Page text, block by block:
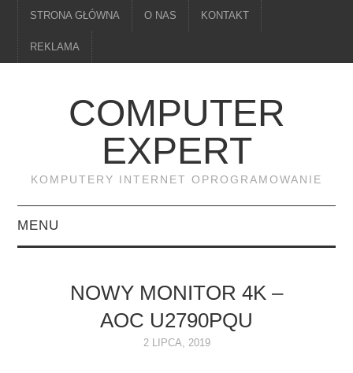
STRONA GŁÓWNA O NAS KONTAKT
REKLAMA
COMPUTER
EXPERT
KOMPUTERY INTERNET OPROGRAMOWANIE
MENU
DRUKARKI
NOWY MONITOR 4K –
AOC U2790PQU
2 LIPCA, 2019